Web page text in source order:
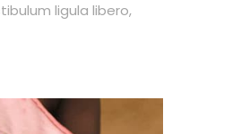
ligula libero,